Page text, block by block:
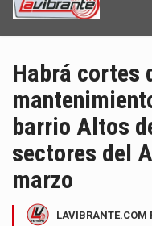
Habrá cortes
barrio Altos
sectores del
marzo
LAVIBRANTE.COM